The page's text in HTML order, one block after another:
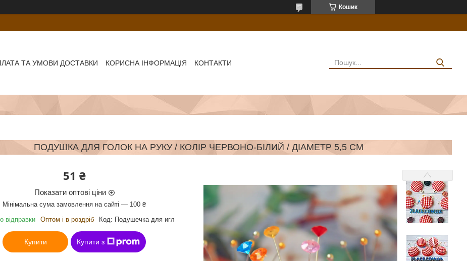
Кошик
ТА УМОВИ ДОСТАВКИ КОРИСНА ІНФОРМАЦІЯ КОНТАКТИ
ПОДУШКА ДЛЯ ГОЛОК НА РУКУ / КОЛІР ЧЕРВОНО-БІЛИЙ / ДІАМЕТР 5,5 СМ
51 ₴
Показати оптові ціни
Мінімальна сума замовлення на сайті — 100 ₴
відправки
Оптом і в роздріб Код: Подушечка для игл
Купити Купити з